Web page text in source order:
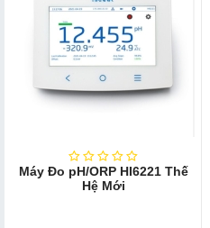
Máy Đo pH/ORP HI6221 Thế
Hệ Mới